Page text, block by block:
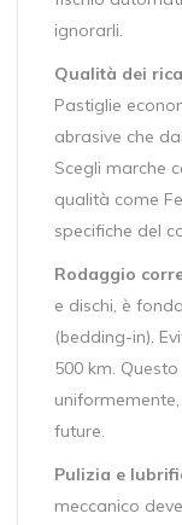
ignorarli.
Qualità dei
Pastiglie
abrasive che
Scegli marche
qualità come
specifiche del
Rodaggio
e dischi, è
(bedding-in).
500 km.
future.
Pulizia e
meccanico